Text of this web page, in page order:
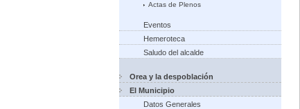
Actas de Plenos
Eventos
Hemeroteca
Saludo del alcalde
Orea y la despoblación
El Municipio
Datos Generales